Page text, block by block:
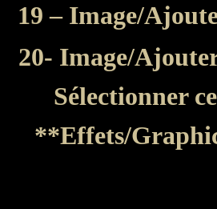
19 – Image/
20- Image/
Sélectionner
**Effets/